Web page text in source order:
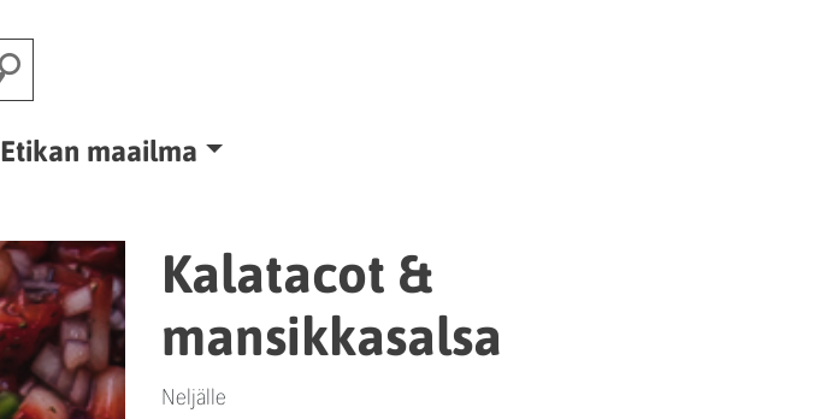
Etikan maailma
Kalatacot &
mansikkasalsa
Neljälle